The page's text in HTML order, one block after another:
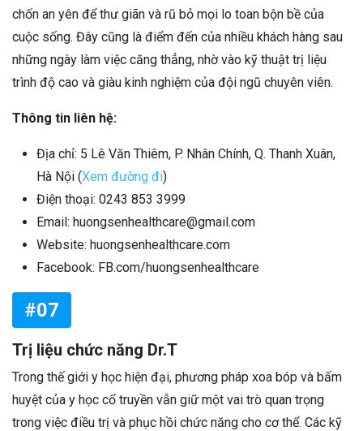
chốn an yên để thư giãn và rũ bỏ mọi lo toan bộn bề của
cuộc sống. Đây cũng là điểm đến của nhiều khách hàng sau
những ngày làm việc căng thẳng, nhờ vào kỹ thuật trị liệu
trình độ cao và giàu kinh nghiệm của đội ngũ chuyên viên.
Thông tin liên hệ:
Địa chỉ: 5 Lê Văn Thiêm, P. Nhân Chính, Q. Thanh Xuân,
Hà Nội (Xem đường đi)
Điện thoại: 0243 853 3999
Email: huongsenhealthcare@gmail.com
Website: huongsenhealthcare.com
Facebook: FB.com/huongsenhealthcare
#07
Trị liệu chức năng Dr.T
Trong thế giới y học hiện đại, phương pháp xoa bóp và bấm
huyệt của y học cổ truyền vẫn giữ một vai trò quan trọng
trong việc điều trị và phục hồi chức năng cho cơ thể. Các kỹ